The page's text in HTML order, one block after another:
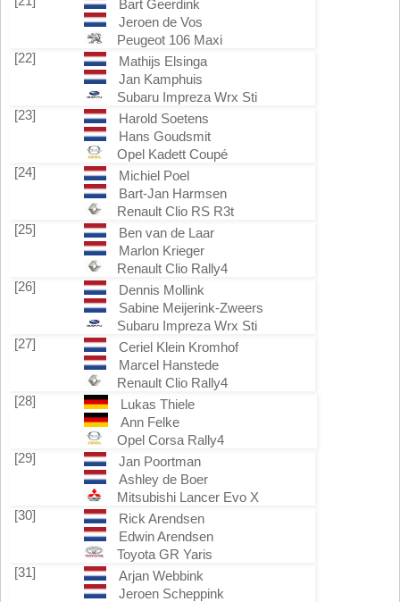
Bart Geerdink
Jeroen de Vos
Peugeot 106 Maxi
[22]
Mathijs Elsinga
Jan Kamphuis
Subaru Impreza Wrx Sti
[23]
Harold Soetens
Hans Goudsmit
Opel Kadett Coupé
[24]
Michiel Poel
Bart-Jan Harmsen
Renault Clio RS R3t
[25]
Ben van de Laar
Marlon Krieger
Renault Clio Rally4
[26]
Dennis Mollink
Sabine Meijerink-Zweers
Subaru Impreza Wrx Sti
[27]
Ceriel Klein Kromhof
Marcel Hanstede
Renault Clio Rally4
[28]
Lukas Thiele
Ann Felke
Opel Corsa Rally4
[29]
Jan Poortman
Ashley de Boer
Mitsubishi Lancer Evo X
[30]
Rick Arendsen
Edwin Arendsen
Toyota GR Yaris
[31]
Arjan Webbink
Jeroen Scheppink